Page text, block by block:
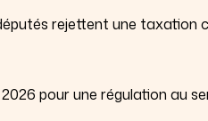
rejettent une taxation
2026 pour une régulation au